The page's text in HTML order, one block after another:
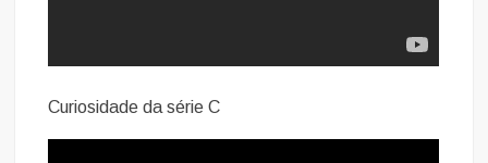
Curiosidade da série C